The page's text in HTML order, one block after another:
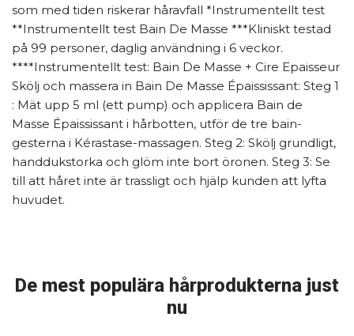
som med tiden riskerar håravfall *Instrumentellt test
**Instrumentellt test Bain De Masse ***Kliniskt testad
på 99 personer, daglig användning i 6 veckor.
****Instrumentellt test: Bain De Masse + Cire Epaisseur
Skölj och massera in Bain De Masse Épaississant: Steg 1
: Mät upp 5 ml (ett pump) och applicera Bain de
Masse Épaississant i hårbotten, utför de tre bain-
gesterna i Kérastase-massagen. Steg 2: Skölj grundligt,
handdukstorka och glöm inte bort öronen. Steg 3: Se
till att håret inte är trassligt och hjälp kunden att lyfta
huvudet.
De mest populära hårprodukterna just
nu